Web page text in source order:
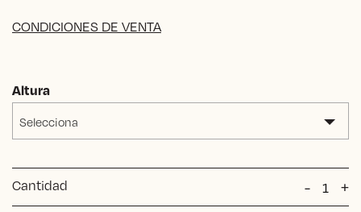
CONDICIONES DE VENTA
Altura
Selecciona
Cantidad -
School
+